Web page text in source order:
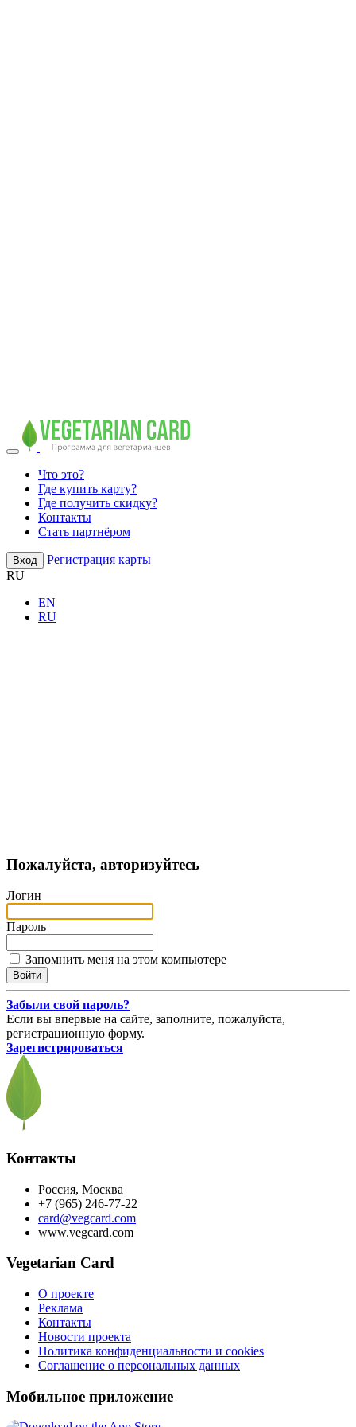
Что это?
Где купить карту?
Где получить скидку?
Контакты
Стать партнёром
Вход
Регистрация карты
RU
EN
RU
Пожалуйста, авторизуйтесь
Логин
Пароль
Запомнить меня на этом компьютере
Забыли свой пароль?
Если вы впервые на сайте, заполните, пожалуйста,
регистрационную форму.
Зарегистрироваться
Контакты
Россия, Москва
+7 (965) 246-77-22
card@vegcard.com
www.vegcard.com
Vegetarian Card
О проекте
Реклама
Контакты
Новости проекта
Политика конфиденциальности и cookies
Соглашение о персональных данных
Мобильное приложение